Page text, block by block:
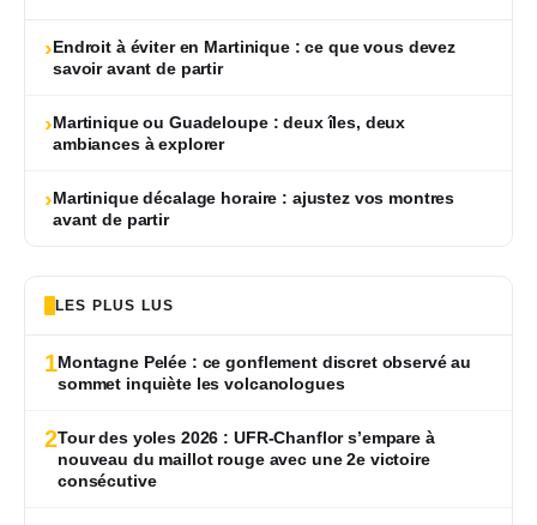
›Endroit à éviter en Martinique : ce que vous devez
savoir avant de partir
›Martinique ou Guadeloupe : deux îles, deux
ambiances à explorer
›Martinique décalage horaire : ajustez vos montres
avant de partir
LES PLUS LUS
1Montagne Pelée : ce gonflement discret observé au
sommet inquiète les volcanologues
2Tour des yoles 2026 : UFR-Chanflor s’empare à
nouveau du maillot rouge avec une 2e victoire
consécutive